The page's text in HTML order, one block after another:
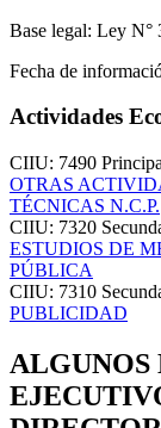
Base legal: Ley N°
Fecha de
Actividades
CIIU: 7490
OTRAS
TÉCNICAS N.C.P.
CIIU: 7320
ESTUDIOS DE
PÚBLICA
CIIU: 7310
PUBLICIDAD
ALGUNOS